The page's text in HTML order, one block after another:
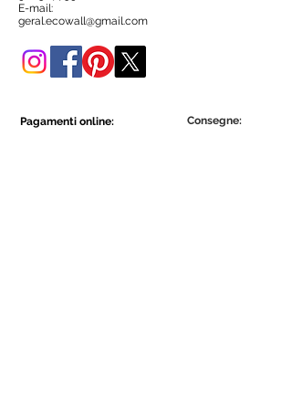
negozio online.
E-mail:
geral.ecowall@gmail.com
Pagamenti online: Consegne: